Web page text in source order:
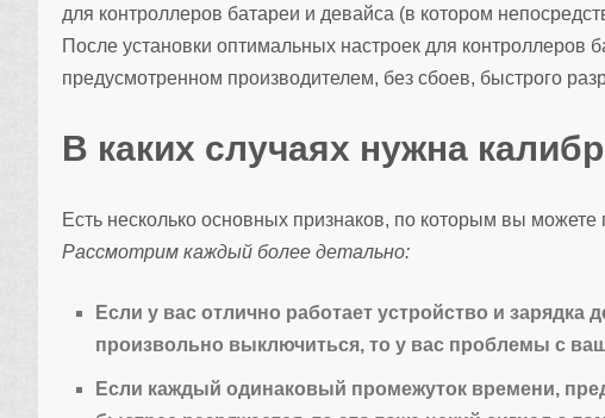
для контроллеров батареи и девайса (в котором
После установки оптимальных настроек для контроллеров
предусмотренном производителем, без сбоев, быстрого
В каких случаях нужна
Есть несколько основных признаков, по которым вы
Рассмотрим каждый более детально:
Если у вас отлично работает устройство и
произвольно выключиться, то у вас проблемы с
Если каждый одинаковый промежуток времени,